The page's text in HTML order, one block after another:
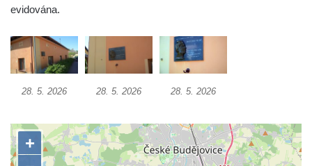
Pamětní deska 240 MILES TO FREEDOM u
pomníku obětem válek na náměstí J. V.
Pomník obětem 1. a 2. světové války v
Římově
evidována.
28. 5. 2026 28. 5. 2026 28. 5. 2026